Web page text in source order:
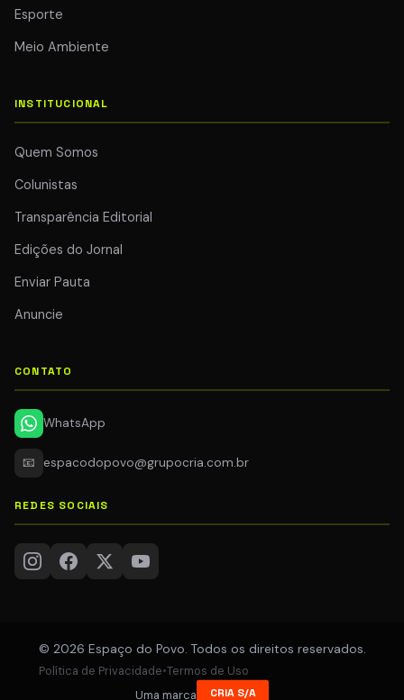
Esporte
Meio Ambiente
INSTITUCIONAL
Quem Somos
Colunistas
Transparência Editorial
Edições do Jornal
Enviar Pauta
Anuncie
CONTATO
WhatsApp
📧 espacodopovo@grupocria.com.br
REDES SOCIAIS
© 2026 Espaço do Povo. Todos os direitos reservados.
Política de Privacidade•Termos de Uso
Uma marca
CRIA S/A